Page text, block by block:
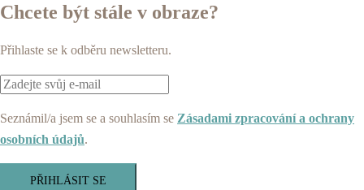
Chcete být stále v obraze?
Přihlaste se k odběru newsletteru.
Seznámil/a jsem se a souhlasím se Zásadami zpracování a ochrany
osobních údajů.
PŘIHLÁSIT SE